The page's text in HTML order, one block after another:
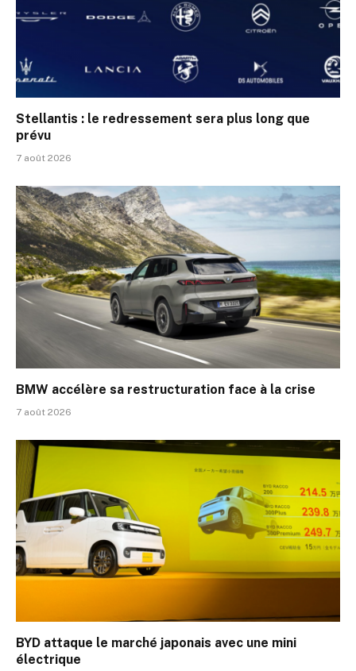
Stellantis : le redressement sera plus long que
prévu
7 août 2026
BMW accélère sa restructuration face à la crise
7 août 2026
BYD attaque le marché japonais avec une mini
électrique